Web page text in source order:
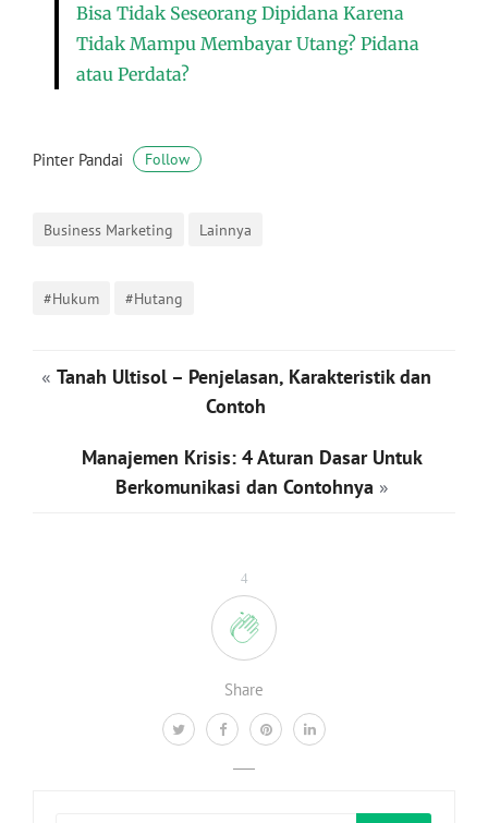
4
Share
Bisa Tidak Seseorang Dipidana Karena
Tidak Mampu Membayar Utang? Pidana
atau Perdata?
Pinter Pandai Follow
Business Marketing Lainnya
#Hukum #Hutang
« Tanah Ultisol – Penjelasan, Karakteristik dan
Contoh
Manajemen Krisis: 4 Aturan Dasar Untuk
Berkomunikasi dan Contohnya »